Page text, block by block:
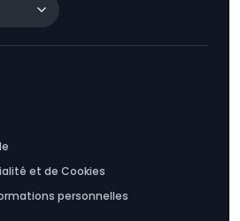
et de Cookies
personnelles